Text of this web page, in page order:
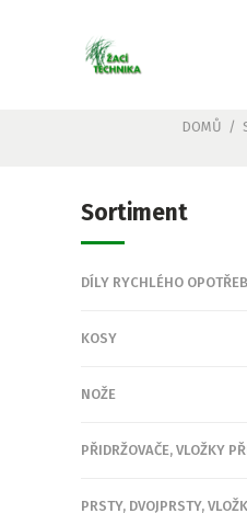
DOMŮ /
Sortiment
DÍLY RYCHLÉHO
KOSY
NOŽE
PŘIDRŽOVAČE, VLOŽKY
PRSTY, DVOJPRSTY,